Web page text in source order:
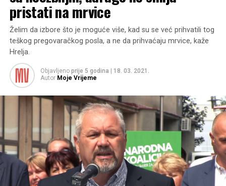
pristati na mrvice
Želim da izbore što je moguće više, kad su se već prihvatili tog
teškog pregovaračkog posla, a ne da prihvaćaju mrvice, kaže
Hrelja.
Objavljeno prije 5 godina
18. 03. 2021.
Autor Moje Vrijeme